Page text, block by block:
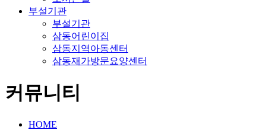
부설기관
부설기관
삼동어린이집
삼동지역아동센터
삼동재가방문요양센터
커뮤니티
HOME